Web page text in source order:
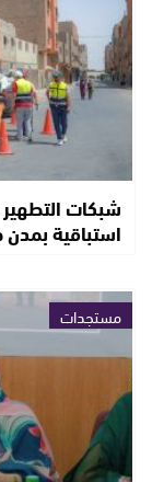
شبكات التطهير
استباقية
مستجدات